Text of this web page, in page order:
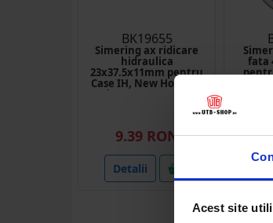
Acest site
BK19655
Simering ax ridicare
hidraulica
23x37.5x11mm pentru
Case IH, New Holland,
Fiat OEM 47129342
9.39 RON
Detalii
fata